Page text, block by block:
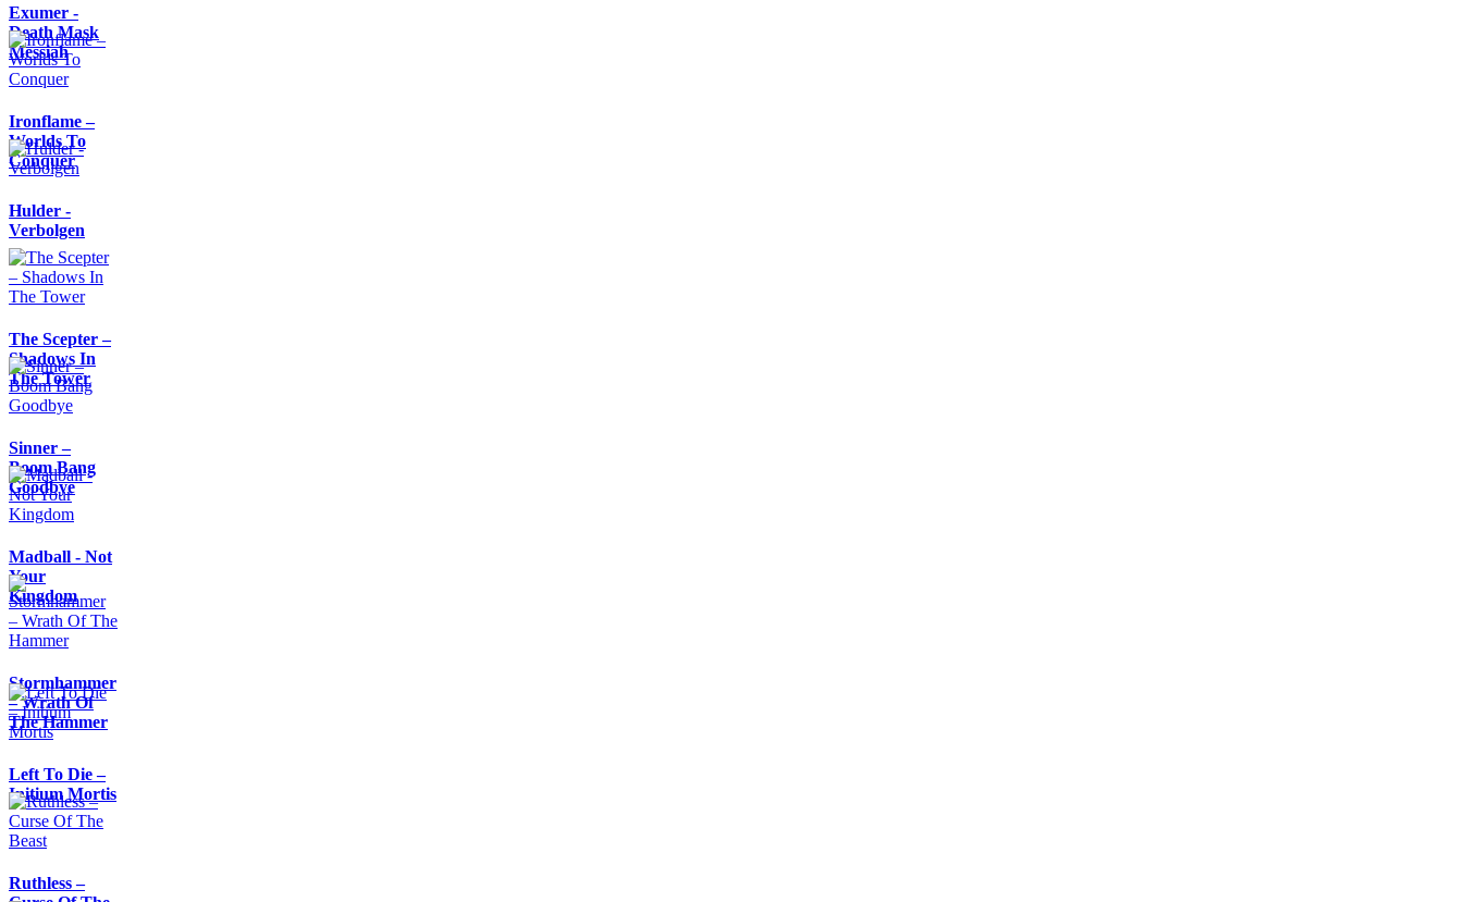
Exumer -
Death Mask
Messiah
Ironflame –
Worlds To
Conquer
Hulder -
Verbolgen
The Scepter –
Shadows In
The Tower
Sinner –
Boom Bang
Goodbye
Madball - Not
Your
Kingdom
Stormhammer
– Wrath Of
The Hammer
Left To Die –
Initium Mortis
Ruthless –